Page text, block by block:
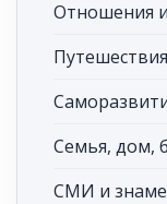
Отношения
Семья, дом,
СМИ и